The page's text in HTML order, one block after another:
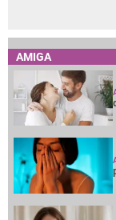
AMIGA